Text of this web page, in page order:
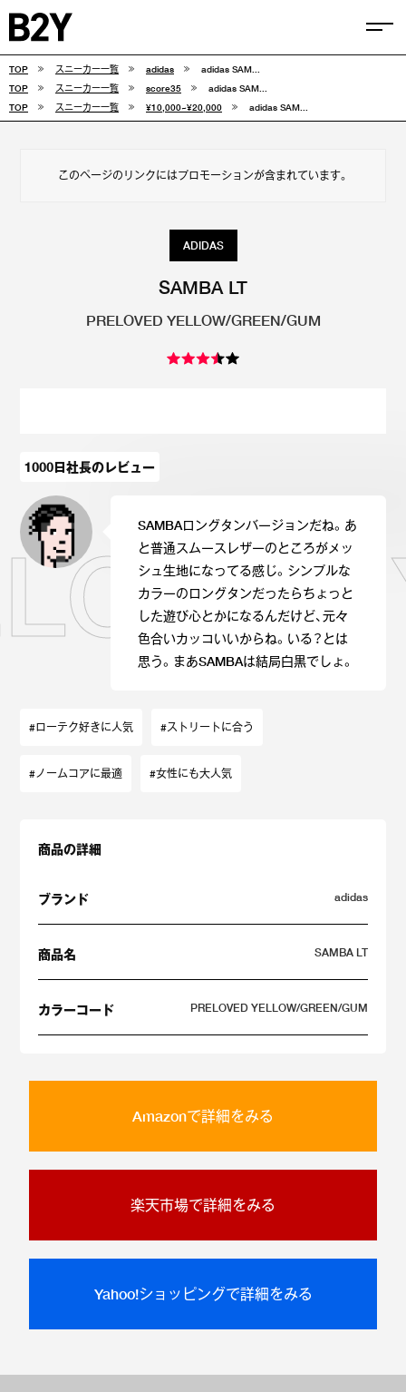
プライバシーポリシー 免責事項 お問い合わせ
COLUMN
FEATURE
CONVERSE
SEARCH SNEAKER
TOP スニーカー一覧 adidas
adidas SAM...
TOP
スニーカー一覧 score35
adidas SAM...
TOP
スニーカー一覧 ¥10,000~¥20,000 adidas SAM...
このページのリンクにはプロモーションが含まれています。
ADIDAS
SAMBA LT
PRELOVED YELLOW/GREEN/GUM
1000日社長のレビュー
SAMBAロングタンバージョンだね。あ
と普通スムースレザーのところがメッ
シュ生地になってる感じ。シンプルな
カラーのロングタンだったらちょっと
した遊び心とかになるんだけど、元々
色合いカッコいいからね。いる？とは
思う。まあSAMBAは結局白黒でしょ。
#ローテク好きに人気 #ストリートに合う
#ノームコアに最適 #女性にも大人気
商品の詳細
ブランド adidas
商品名 SAMBA LT
カラーコード PRELOVED YELLOW/GREEN/GUM
Amazonで詳細をみる
楽天市場で詳細をみる
Yahoo!ショッピングで詳細をみる